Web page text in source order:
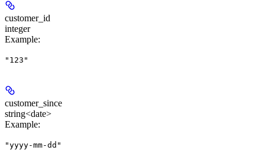
customer_id
integer
Example:
"123"
customer_since
string<date>
Example:
"yyyy-mm-dd"